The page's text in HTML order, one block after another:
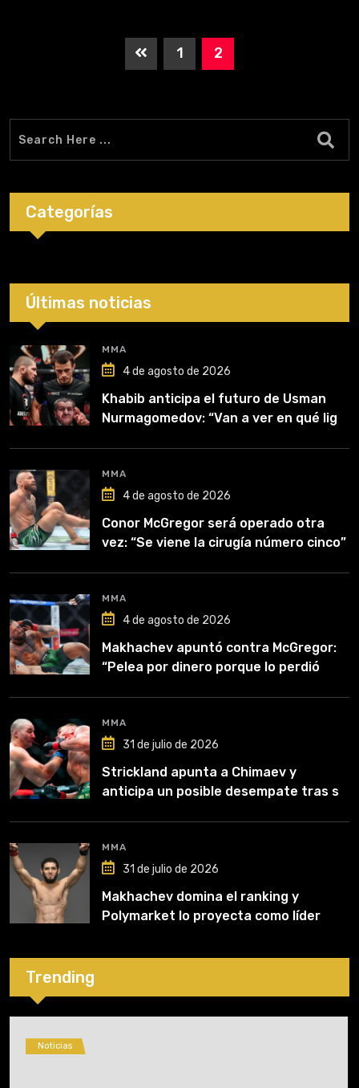
1 2
Categorías
Últimas noticias
MMA
4 de agosto de 2026
Khabib anticipa el futuro de Usman
Nurmagomedov: “Van a ver en qué liga
MMA
4 de agosto de 2026
Conor McGregor será operado otra
vez: “Se viene la cirugía número cinco”
MMA
4 de agosto de 2026
Makhachev apuntó contra McGregor:
“Pelea por dinero porque lo perdió
MMA
31 de julio de 2026
Strickland apunta a Chimaev y
anticipa un posible desempate tras su
MMA
31 de julio de 2026
Makhachev domina el ranking y
Polymarket lo proyecta como líder
Trending
Noticias